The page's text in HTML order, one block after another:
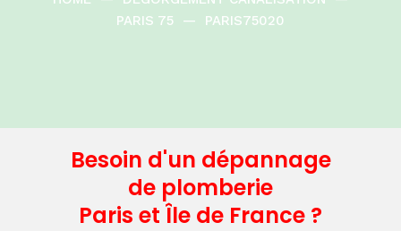
PARIS 75
— PARIS75020
Besoin d'un dépannage
de plomberie
Paris et Île de France ?